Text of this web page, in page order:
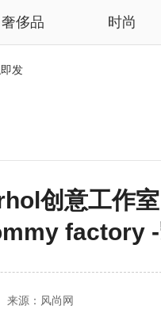
奢侈品 时尚
发
创意工作
factory
来源：风尚网